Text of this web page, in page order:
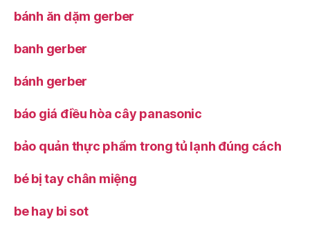
bánh ăn dặm gerber
banh gerber
bánh gerber
báo giá điều hòa cây panasonic
bảo quản thực phẩm trong tủ lạnh đúng cách
bé bị tay chân miệng
be hay bi sot